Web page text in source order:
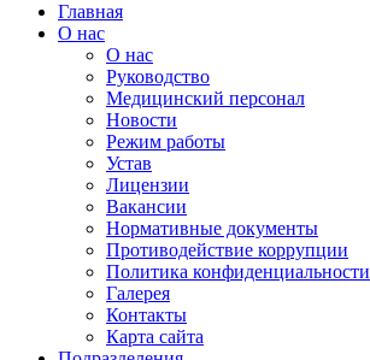
Главная
О нас
О нас
Руководство
Медицинский персонал
Новости
Режим работы
Устав
Лицензии
Вакансии
Нормативные документы
Противодействие коррупции
Политика конфиденциальности
Галерея
Контакты
Карта сайта